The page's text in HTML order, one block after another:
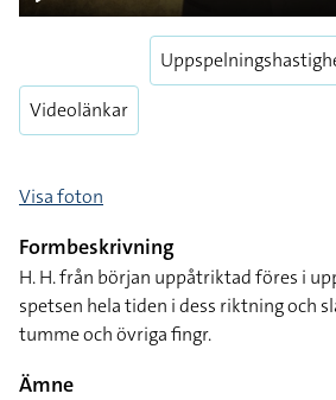
Play
Videolänkar
Visa foton
Formbeskrivning
H. H. från början uppåtriktad föres i
spetsen hela tiden i dess riktning och
tumme och övriga fingr.
Ämne